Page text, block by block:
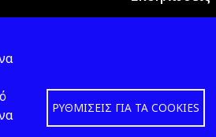
ΡΥΘΜΊΣΕΙΣ ΓΙΑ ΤΑ COOKIES
Design